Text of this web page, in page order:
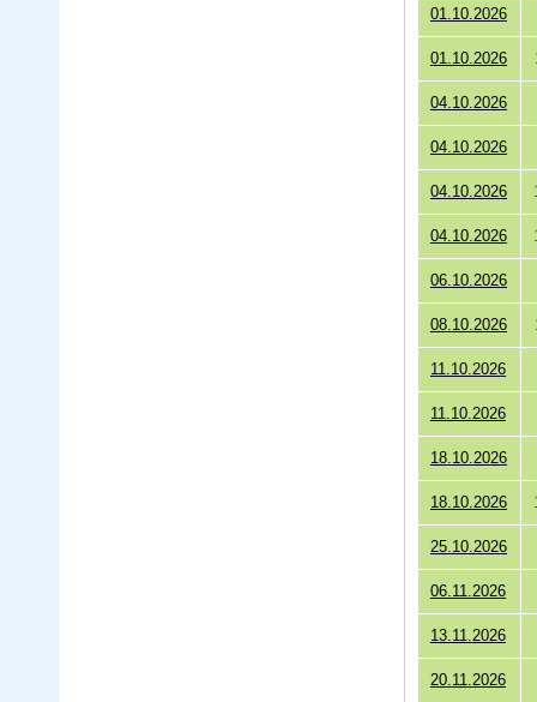
01.10.2026
01.10.2026
04.10.2026
04.10.2026
04.10.2026
04.10.2026
06.10.2026
08.10.2026
11.10.2026
11.10.2026
18.10.2026
18.10.2026
25.10.2026
06.11.2026
13.11.2026
20.11.2026